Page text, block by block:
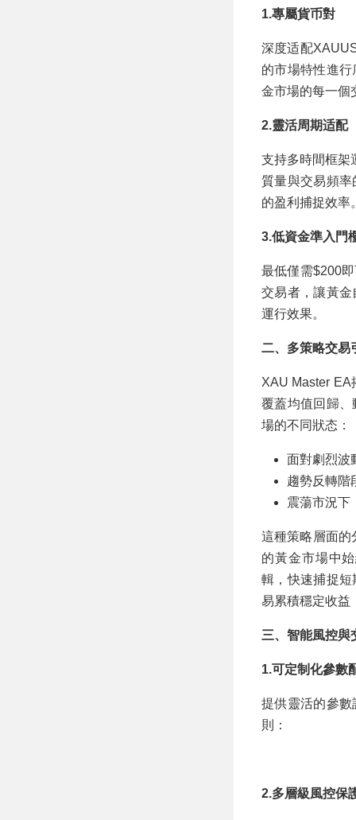
1.專屬貨币對
深度适配
的市場特性進
金市場的每一個
2.靈活周期适配
支持多時間框架
質量與交易頻
的盈利捕捉效率
3.低資金準入門
最低僅需$200
交易者，讓黃
運行效果。
二、多策略交易
XAU Master
覆蓋均值回歸
場的不同狀态：
面對劇烈波
趨勢反轉階
震蕩市況下
這種策略層面的
的黃金市場中
輯，快速捕捉
易累積穩定收益
三、智能風控與
1.可定制化參數
提供靈活的參
則：
2.多層級風控保